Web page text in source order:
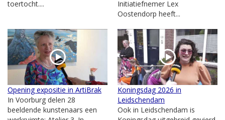
toertocht....
Initiatiefnemer Lex
Oostendorp heeft...
Opening expositie in ArtiBrak
In Voorburg delen 28
beeldende kunstenaars een
Koningsdag 2026 in
Leidschendam
Ook in Leidschendam is